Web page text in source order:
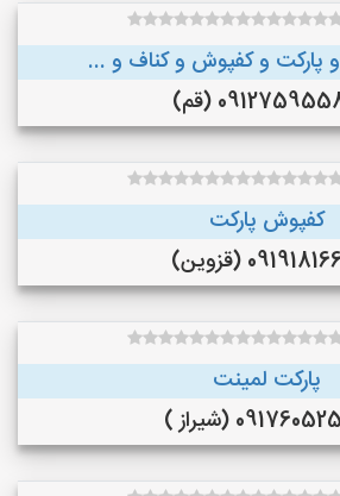
و پارکت و کفپوش و کناف و ...
(قم)
کفپوش پارکت
(قزوین)
پارکت لمینت
(شیراز )